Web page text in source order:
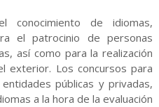
conocimiento de idiomas,
el patrocinio de personas
así como para la realización
exterior. Los concursos para
públicas y privadas,
a la hora de la evaluación